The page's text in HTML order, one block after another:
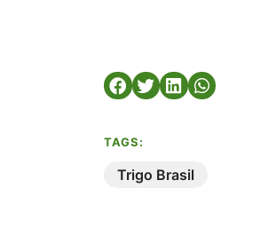
TAGS:
Trigo Brasil